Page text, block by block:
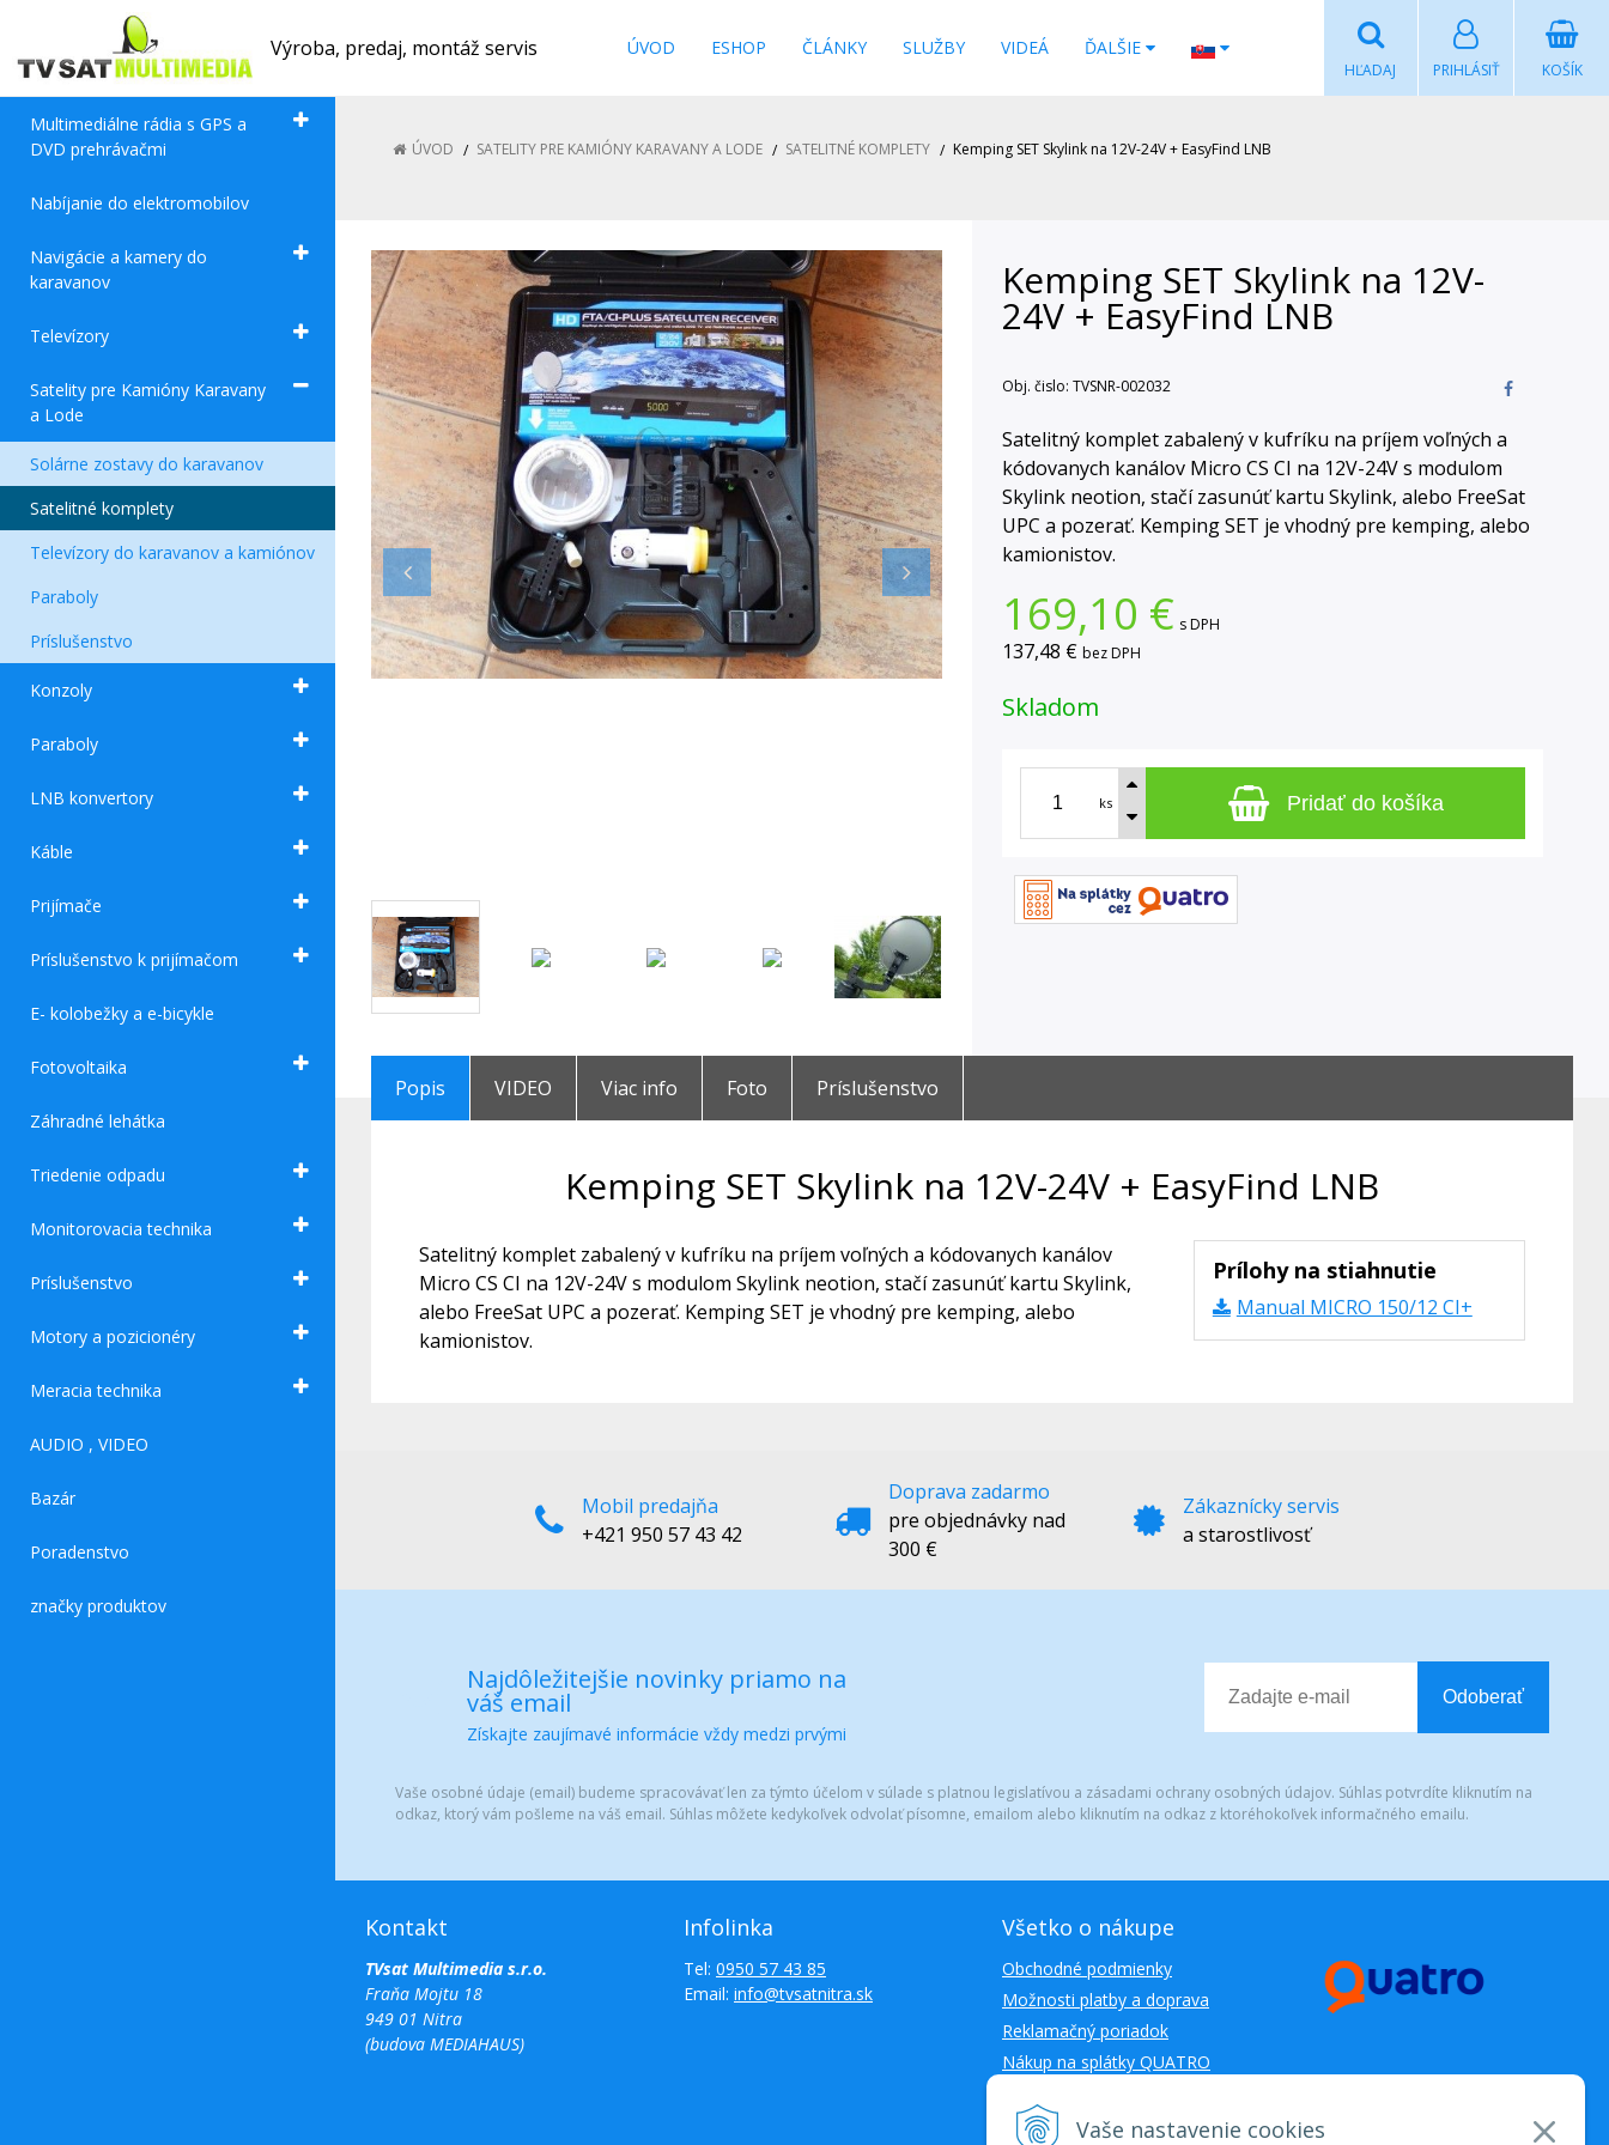
Vaše nastavenie cookies
Výroba, predaj, montáž servis ÚVOD ESHOP ČLÁNKY SLUŽBY VIDEÁ ĎALŠIE
KOŠÍK
PRIHLÁSIŤ
HĽADAJ
Multimediálne rádia s GPS a
DVD prehrávačmi
Nabíjanie do elektromobilov
Navigácie a kamery do
karavanov
Televízory
Satelity pre Kamióny Karavany
a Lode
Solárne zostavy do karavanov
Satelitné komplety
Televízory do karavanov a kamiónov
Paraboly
Príslušenstvo
Konzoly
Paraboly
LNB konvertory
Káble
Prijímače
Príslušenstvo k prijímačom
E- kolobežky a e-bicykle
Fotovoltaika
Záhradné lehátka
Triedenie odpadu
Monitorovacia technika
Príslušenstvo
Motory a pozicionéry
Meracia technika
AUDIO , VIDEO
Bazár
Poradenstvo
značky produktov
ÚVOD SATELITY PRE KAMIÓNY KARAVANY A LODE SATELITNÉ KOMPLETY Kemping SET Skylink na 12V-24V + EasyFind LNB
Kemping SET Skylink na 12V-
24V + EasyFind LNB
Obj. čislo: TVSNR-002032
Satelitný komplet zabalený v kufríku na príjem voľných a
kódovanych kanálov Micro CS CI na 12V-24V s modulom
Skylink neotion, stačí zasunúť kartu Skylink, alebo FreeSat
UPC a pozerať. Kemping SET je vhodný pre kemping, alebo
kamionistov.
169,10 € s DPH
137,48 € bez DPH
Skladom
ks Pridať do košíka
Popis VIDEO Viac info Foto Príslušenstvo
Kemping SET Skylink na 12V-24V + EasyFind LNB
Prílohy na stiahnutie
Manual MICRO 150/12 CI+
Satelitný komplet zabalený v kufríku na príjem voľných a kódovanych kanálov
Micro CS CI na 12V-24V s modulom Skylink neotion, stačí zasunúť kartu Skylink,
alebo FreeSat UPC a pozerať. Kemping SET je vhodný pre kemping, alebo
kamionistov.
Mobil predajňa
+421 950 57 43 42
Doprava zadarmo
pre objednávky nad
300 €
Zákaznícky servis
a starostlivosť
Najdôležitejšie novinky priamo na
váš email
Získajte zaujímavé informácie vždy medzi prvými
Odoberať
Vaše osobné údaje (email) budeme spracovávať len za týmto účelom v súlade s platnou legislatívou a zásadami ochrany osobných údajov. Súhlas potvrdíte kliknutím na
odkaz, ktorý vám pošleme na váš email. Súhlas môžete kedykoľvek odvolať písomne, emailom alebo kliknutím na odkaz z ktoréhokoľvek informačného emailu.
Kontakt
TVsat Multimedia s.r.o.
Fraňa Mojtu 18
949 01 Nitra
(budova MEDIAHAUS)
Infolinka
Tel: 0950 57 43 85
Email: info@tvsatnitra.sk
Všetko o nákupe
Obchodné podmienky
Možnosti platby a doprava
Reklamačný poriadok
Nákup na splátky QUATRO